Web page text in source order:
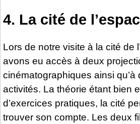
4. La cité de
Lors de notre visite à la cité de
avons eu accès à deux
cinématographiques ainsi qu’à
activités. La théorie étant bien
d’exercices pratiques, la cité
trouver son compte. Les deux